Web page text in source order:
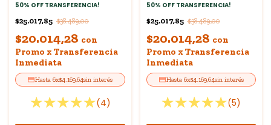
50% OFF TRANSFERENCIA!
$25.017,85 $38.489,00
$20.014,28 con
Promo x Transferencia
Inmediata
6x$4.169,64sin interés
(4)
50% OFF TRANSFERENCIA!
$25.017,85 $38.489,00
$20.014,28 con
Promo x Transferencia
Inmediata
6x$4.169,64sin interés
(5)